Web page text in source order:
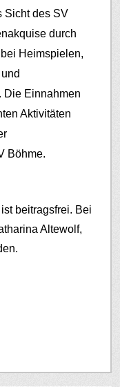
Sicht des SV
durch
Heimspielen,
Die Einnahmen
Aktivitäten
Böhme.
beitragsfrei. Bei
Altewolf,